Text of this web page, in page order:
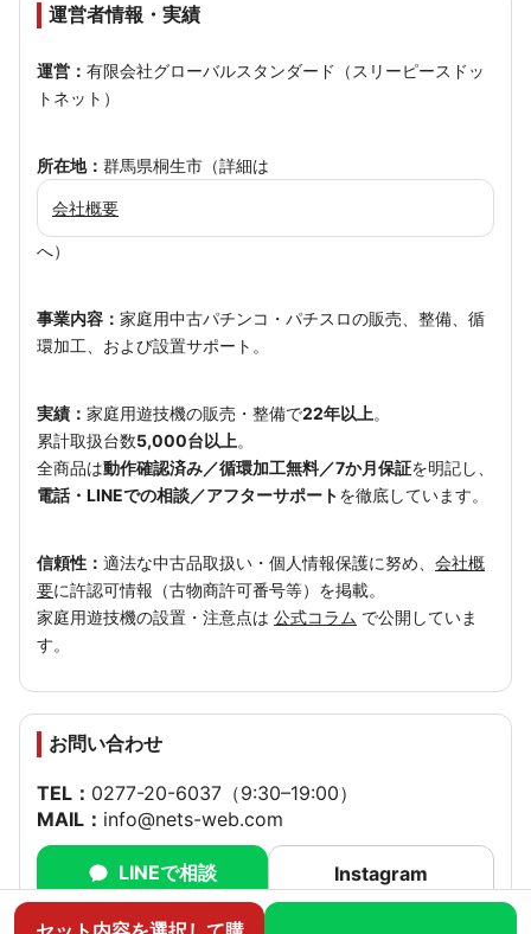
運営者情報・実績
運営： 有限会社グローバルスタンダード（スリーピースドッ
トネット）
所在地： 群馬県桐生市（詳細は
会社概要
へ）
事業内容： 家庭用中古パチンコ・パチスロの販売、整備、循
環加工、および設置サポート。
実績： 家庭用遊技機の販売・整備で22年以上。
累計取扱台数5,000台以上。
全商品は動作確認済み／循環加工無料／7か月保証を明記し、
電話・LINEでの相談／アフターサポートを徹底しています。
信頼性： 適法な中古品取扱い・個人情報保護に努め、 会社概
要に許認可情報（古物商許可番号等）を掲載。
家庭用遊技機の設置・注意点は 公式コラム で公開していま
す。
お問い合わせ
TEL： 0277-20-6037 （9:30–19:00）
MAIL： info@nets-web.com
LINEで相談 Instagram
YouTube